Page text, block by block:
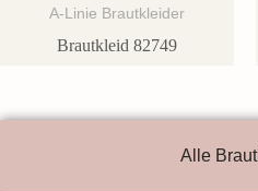
A-Linie Brautkleider
Brautkleid 82749
Alle